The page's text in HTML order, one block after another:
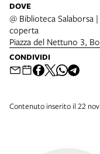
DOVE
@ Biblioteca Salaborsa |
coperta
Piazza del Nettuno 3,
CONDIVIDI
Contenuto inserito il 22